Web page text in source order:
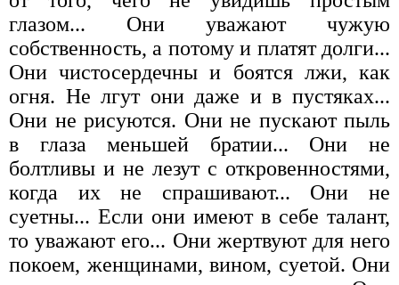
глазом... Они уважают чужую
собственность, а потому и платят долги...
Они чистосердечны и боятся лжи, как
огня. Не лгут они даже и в пустяках...
Они не рисуются. Они не пускают пыль
в глаза меньшей братии... Они не
болтливы и не лезут с откровенностями,
когда их не спрашивают... Они не
суетны... Если они имеют в себе талант,
то уважают его... Они жертвуют для него
покоем, женщинами, вином, суетой. Они